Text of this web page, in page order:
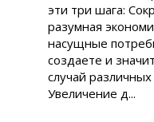
эти три шага:
разумная
насущные
создаете и
случай
Увеличение д...